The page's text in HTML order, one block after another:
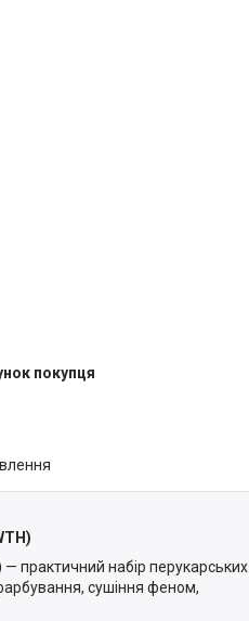
покупця
— практичний набір перукарських
сушіння феном,